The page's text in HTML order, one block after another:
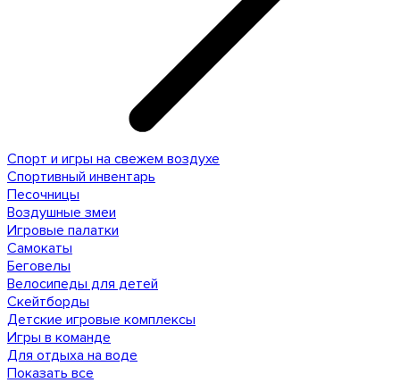
Спорт и игры на свежем воздухе
Спортивный инвентарь
Песочницы
Воздушные змеи
Игровые палатки
Самокаты
Беговелы
Велосипеды для детей
Скейтборды
Детские игровые комплексы
Игры в команде
Для отдыха на воде
Показать все